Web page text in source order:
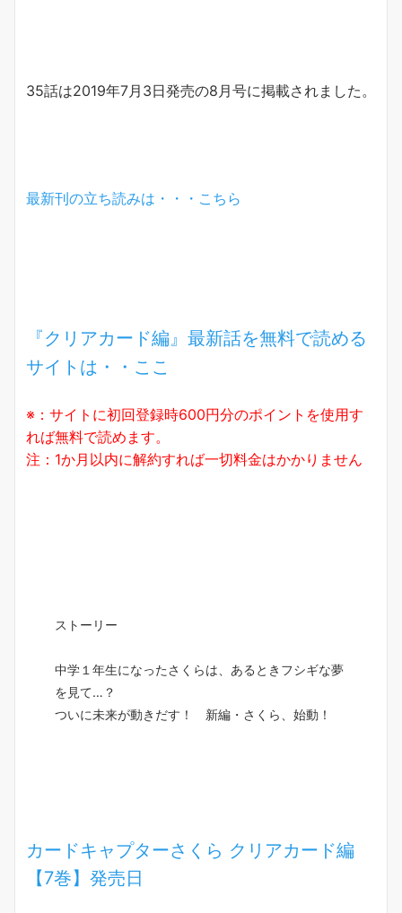
35話は2019年7月3日発売の8月号に掲載されました。
最新刊の立ち読みは・・・こちら
『クリアカード編』最新話を無料で読める
サイトは・・ここ
※：サイトに初回登録時600円分のポイントを使用す
れば無料で読めます。
注：1か月以内に解約すれば一切料金はかかりません
ストーリー
中学１年生になったさくらは、あるときフシギな夢
を見て…？
ついに未来が動きだす！ 新編・さくら、始動！
カードキャプターさくら クリアカード編
【7巻】発売日